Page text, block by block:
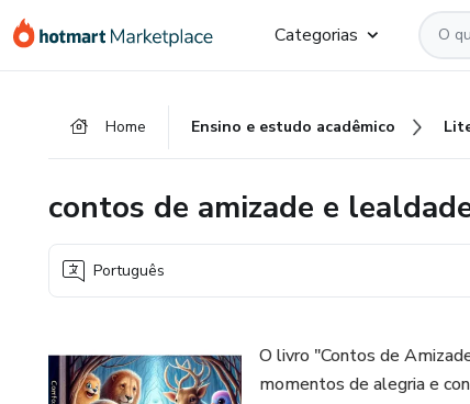
para
para
para
Categorias
Home Ensino e estudo acadêmico
contos de amizade e
Português
O livro "Contos de
momentos de alegria e